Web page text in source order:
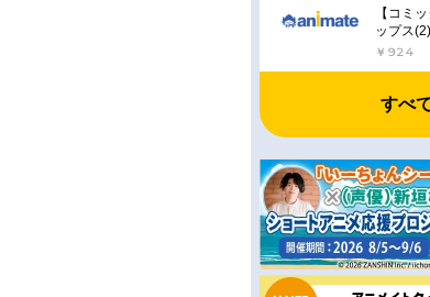
【コミ
ップス(2)
￥924
すべ